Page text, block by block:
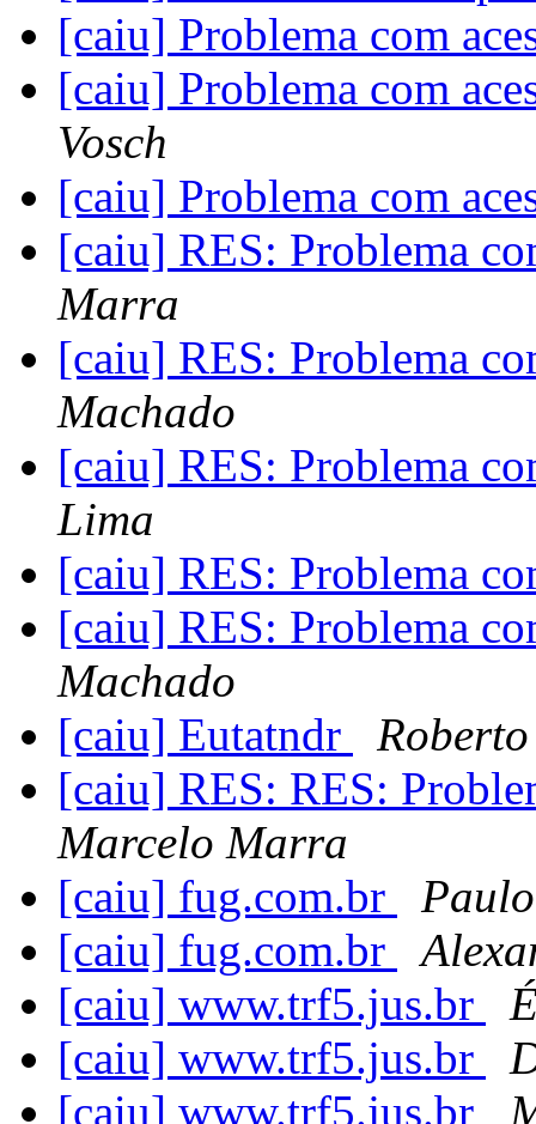
[caiu] Problema com
[caiu] Problema com
Vosch
[caiu] Problema com
[caiu] RES: Problema
Marra
[caiu] RES: Problema
Machado
[caiu] RES: Problema
Lima
[caiu] RES: Problema
[caiu] RES: Problema
Machado
[caiu] Eutatndr
[caiu] RES: RES:
Marcelo Marra
[caiu] fug.com.br
[caiu] fug.com.br
[caiu] www.trf5.jus.br
[caiu] www.trf5.jus.br
[caiu] www.trf5.jus.br